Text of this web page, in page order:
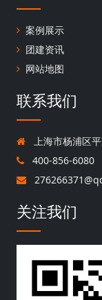
案例展示
团建资讯
网站地图
联系我们
上海市杨浦区
400-856-6080
关注我们